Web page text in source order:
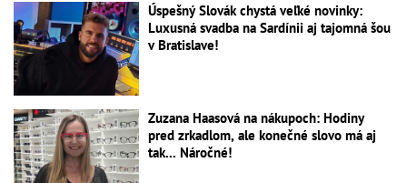
Úspešný Slovák chystá veľké novinky:
Luxusná svadba na Sardínii aj tajomná šou
v Bratislave!
Zuzana Haasová na nákupoch: Hodiny
pred zrkadlom, ale konečné slovo má aj
tak... Náročné!